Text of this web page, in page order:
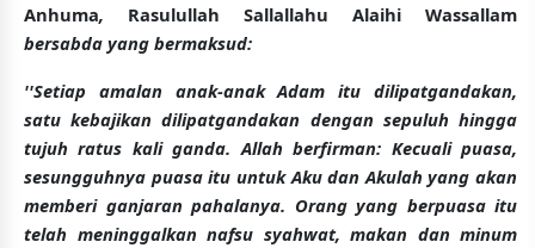
Anhuma, Rasulullah Sallallahu Alaihi Wassallam
bersabda yang bermaksud:
''Setiap amalan anak-anak Adam itu dilipatgandakan,
satu kebajikan dilipatgandakan dengan sepuluh hingga
tujuh ratus kali ganda. Allah berfirman: Kecuali puasa,
sesungguhnya puasa itu untuk Aku dan Akulah yang akan
memberi ganjaran pahalanya. Orang yang berpuasa itu
telah meninggalkan nafsu syahwat, makan dan minum